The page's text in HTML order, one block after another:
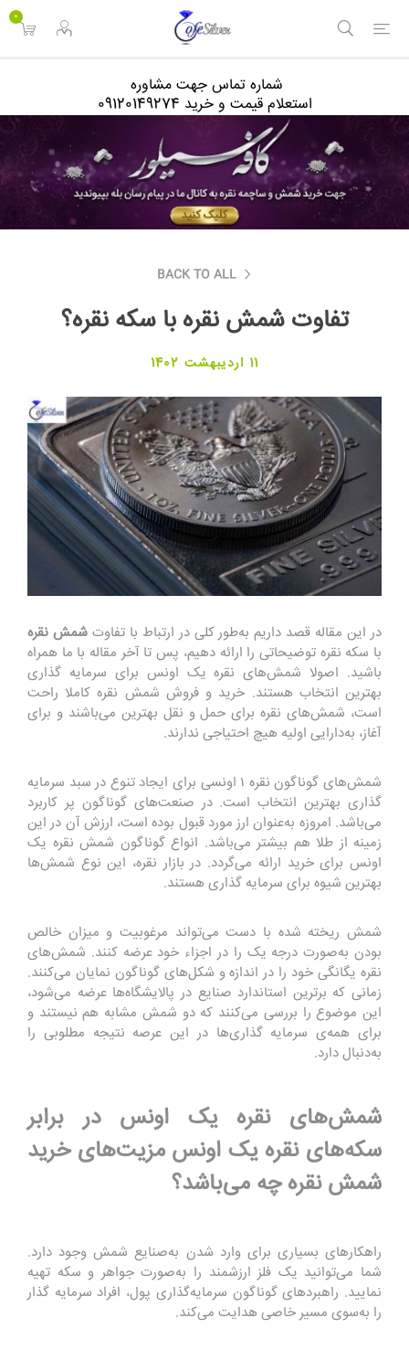
0
شماره تماس جهت مشاوره
استعلام قیمت و خرید 09120149274
BACK TO ALL
تفاوت شمش نقره با سکه نقره؟
11 اردیبهشت 1402
در این مقاله قصد داریم به‌طور کلی در ارتباط با تفاوت شمش نقره
با سکه نقره توضیحاتی را ارائه دهیم، پس تا آخر مقاله با ما همراه
باشید. اصولا شمش‌های نقره یک اونس برای سرمایه گذاری
بهترین انتخاب هستند. خرید و فروش شمش نقره کاملا راحت
است، شمش‌های نقره برای حمل و نقل بهترین می‌باشند و برای
آغاز، به‌دارایی اولیه هیچ احتیاجی ندارند.
شمش‌های گوناگون نقره ۱ اونسی برای ایجاد تنوع در سبد سرمایه
گذاری بهترین انتخاب است. در صنعت‌های گوناگون پر کاربرد
می‌باشد. امروزه به‌عنوان ارز مورد قبول بوده است، ارزش آن در این
زمینه از طلا هم بیشتر می‌باشد. انواع گوناگون شمش نقره یک
اونس برای خرید ارائه می‌گردد. در بازار نقره، این نوع شمش‌ها
بهترین شیوه برای سرمایه گذاری هستند.
شمش ریخته شده با دست می‌تواند مرغوبیت و میزان خالص
بودن به‌صورت درجه یک را در اجزاء خود عرضه کنند. شمش‌های
نقره یگانگی خود را در اندازه‌ و شکل‌های گوناگون نمایان می‌کنند.
زمانی که برترین استاندارد صنایع در پالایشگاه‌ها عرضه می‌شود،
این موضوع را بررسی می‌کنند که دو شمش مشابه هم نیستند و
برای همه‌ی سرمایه گذاری‌ها در این عرصه نتیجه مطلوبی را
به‌دنبال دارد.
شمش‌های نقره یک اونس در برابر
سکه‌های نقره یک اونس مزیت‌های خرید
شمش نقره چه‌ می‌باشد؟
راهکارهای بسیاری برای وارد شدن به‌صنایع شمش وجود دارد.
شما می‌توانید یک فلز ارزشمند را به‌صورت جواهر و سکه تهیه
نمایید. راهبردهای گوناگون سرمایه‌گذاری پول، افراد سرمایه گذار
را به‌سوی مسیر خاصی هدایت می‌کند.